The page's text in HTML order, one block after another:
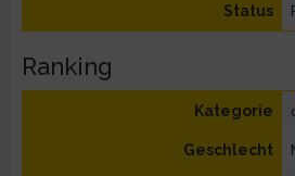
Status
Ranking
Kategorie
Geschlecht